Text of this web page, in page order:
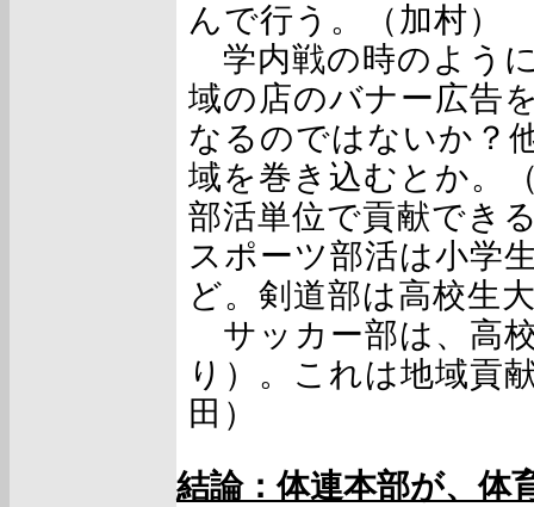
んで行う。（加村）
学内戦の時のよう
域の店のバナー広告
なるのではないか？
域を巻き込むとか。
部活単位で貢献でき
スポーツ部活は小学
ど。剣道部は高校生
サッカー部は、高
り）。これは地域貢
田）
結論：体連本部が、体